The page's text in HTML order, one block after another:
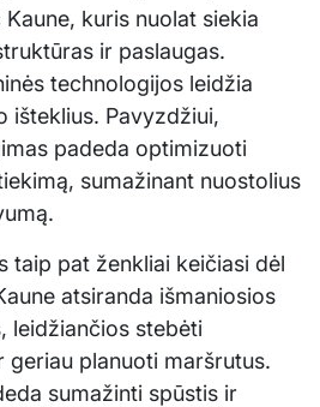
kuris nuolat siekia
ir paslaugas.
technologijos leidžia
išteklius. Pavyzdžiui,
padeda optimizuoti
sumažinant nuostolius
taip pat ženkliai keičiasi dėl
atsiranda išmaniosios
leidžiančios stebėti
planuoti maršrutus.
sumažinti spūstis ir